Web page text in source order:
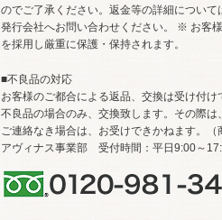
のでご了承ください。返金等の詳細について
発行会社へお問い合わせください。 ※ お客
を採用し厳重に保護・保持されます。
■不良品の対応
お客様のご都合による返品、交換は受け付け
不良品の場合のみ、交換致します。その際は
ご連絡なき場合は、お受けできかねます。（
アヴィナス事業部 受付時間：平日9:00～